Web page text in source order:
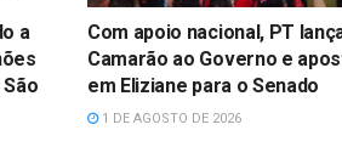
a
Com apoio nacional, PT
Camarão ao Governo e
em Eliziane para o Senado
1 DE AGOSTO DE 2026